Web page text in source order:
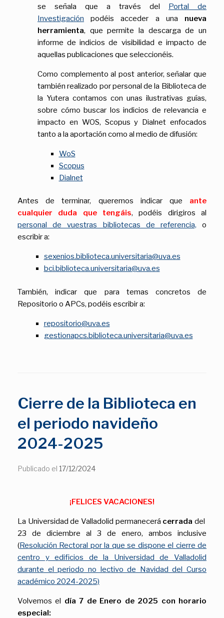
se señala que a través del Portal de
Investigación podéis acceder a una nueva
herramienta, que permite la descarga de un
informe de indicios de visibilidad e impacto de
aquellas publicaciones que seleccionéis.
Como complemento al post anterior, señalar que
también realizado por personal de la Biblioteca de
la Yutera contamos con unas ilustrativas guías,
sobre cómo buscar los indicios de relevancia e
impacto en WOS, Scopus y Dialnet enfocados
tanto a la aportación como al medio de difusión:
WoS
Scopus
Dialnet
Antes de terminar, queremos indicar que ante
cualquier duda que tengáis, podéis dirigiros al
personal de vuestras bibliotecas de referencia, o
escribir a:
sexenios.biblioteca.universitaria@uva.es
bci.biblioteca.universitaria@uva.es
También, indicar que para temas concretos de
Repositorio o APCs, podéis escribir a:
repositorio@uva.es
gestionapcs.biblioteca.universitaria@uva.es
Cierre de la Biblioteca en
el periodo navideño
2024-2025
Publicado el 17/12/2024
¡FELICES VACACIONES!
La Universidad de Valladolid permanecerá cerrada del
23 de diciembre al 3 de enero, ambos inclusive
(Resolución Rectoral por la que se dispone el cierre de
centro y edificios de la Universidad de Valladolid
durante el periodo no lectivo de Navidad del Curso
académico 2024-2025)
Volvemos el día 7 de Enero de 2025 con horario
especial: